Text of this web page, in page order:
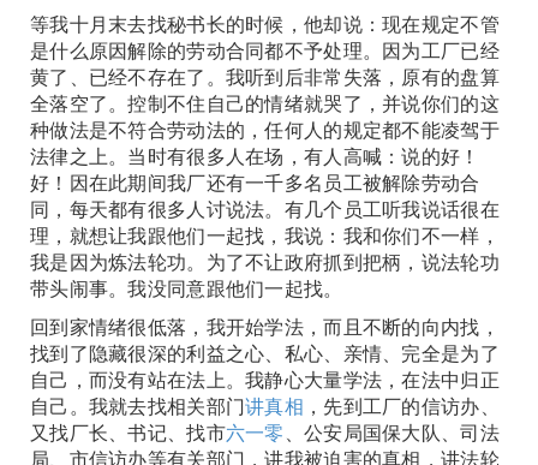
等我十月末去找秘书长的时候，他却说：现在规定不管
是什么原因解除的劳动合同都不予处理。因为工厂已经
黄了、已经不存在了。我听到后非常失落，原有的盘算
全落空了。控制不住自己的情绪就哭了，并说你们的这
种做法是不符合劳动法的，任何人的规定都不能凌驾于
法律之上。当时有很多人在场，有人高喊：说的好！
好！因在此期间我厂还有一千多名员工被解除劳动合
同，每天都有很多人讨说法。有几个员工听我说话很在
理，就想让我跟他们一起找，我说：我和你们不一样，
我是因为炼法轮功。为了不让政府抓到把柄，说法轮功
带头闹事。我没同意跟他们一起找。
回到家情绪很低落，我开始学法，而且不断的向内找，
找到了隐藏很深的利益之心、私心、亲情、完全是为了
自己，而没有站在法上。我静心大量学法，在法中归正
自己。我就去找相关部门讲真相 ，先到工厂的信访办、
又找厂长、书记、找市六一零、公安局国保大队、司法
局、市信访办等有关部门，讲我被迫害的真相，讲法轮